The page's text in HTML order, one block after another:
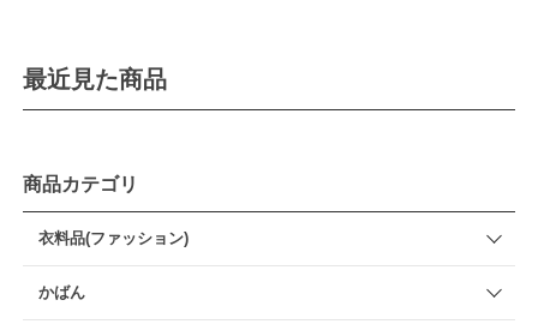
最近見た商品
商品カテゴリ
衣料品(ファッション)
かばん